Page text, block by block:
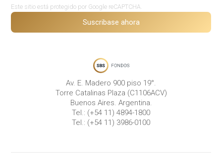
Este sitio está protegido por Google reCAPTCHA.
Suscribase ahora
Av. E. Madero 900 piso 19°.
Torre Catalinas Plaza (C1106ACV)
Buenos Aires. Argentina.
Tel.: (+54 11) 4894-1800
Tel.: (+54 11) 3986-0100